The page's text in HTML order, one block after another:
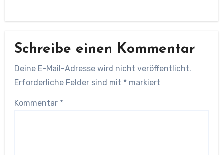
Schreibe einen Kommentar
Deine E-Mail-Adresse wird nicht veröffentlicht.
Erforderliche Felder sind mit * markiert
Kommentar *